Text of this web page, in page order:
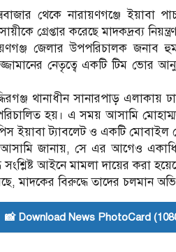
থেকে নারায়ণগঞ্জে ইয়াবা
গ্রেপ্তার করেছে মাদকদ্রব্য
জেলার উপপরিচালক জনাব
নেতৃত্বে একটি টিম ভোর
থানাধীন সানারপাড় এলাকায়
পরিচালিত হয়। এ সময় আসামি
ইয়াবা ট্যাবলেট ও একটি মোবাইল
জানায়, সে এর আগেও
আইনে মামলা দায়ের করা
মাদকের বিরুদ্ধে তাদের চলমান
📸 Download News PhotoCard